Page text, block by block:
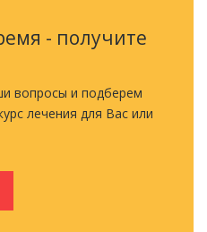
- получите
вопросы и подберем
лечения для Вас или